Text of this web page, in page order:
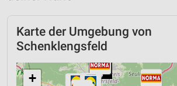
Karte der Umgebung von
Schenklengsfeld
+